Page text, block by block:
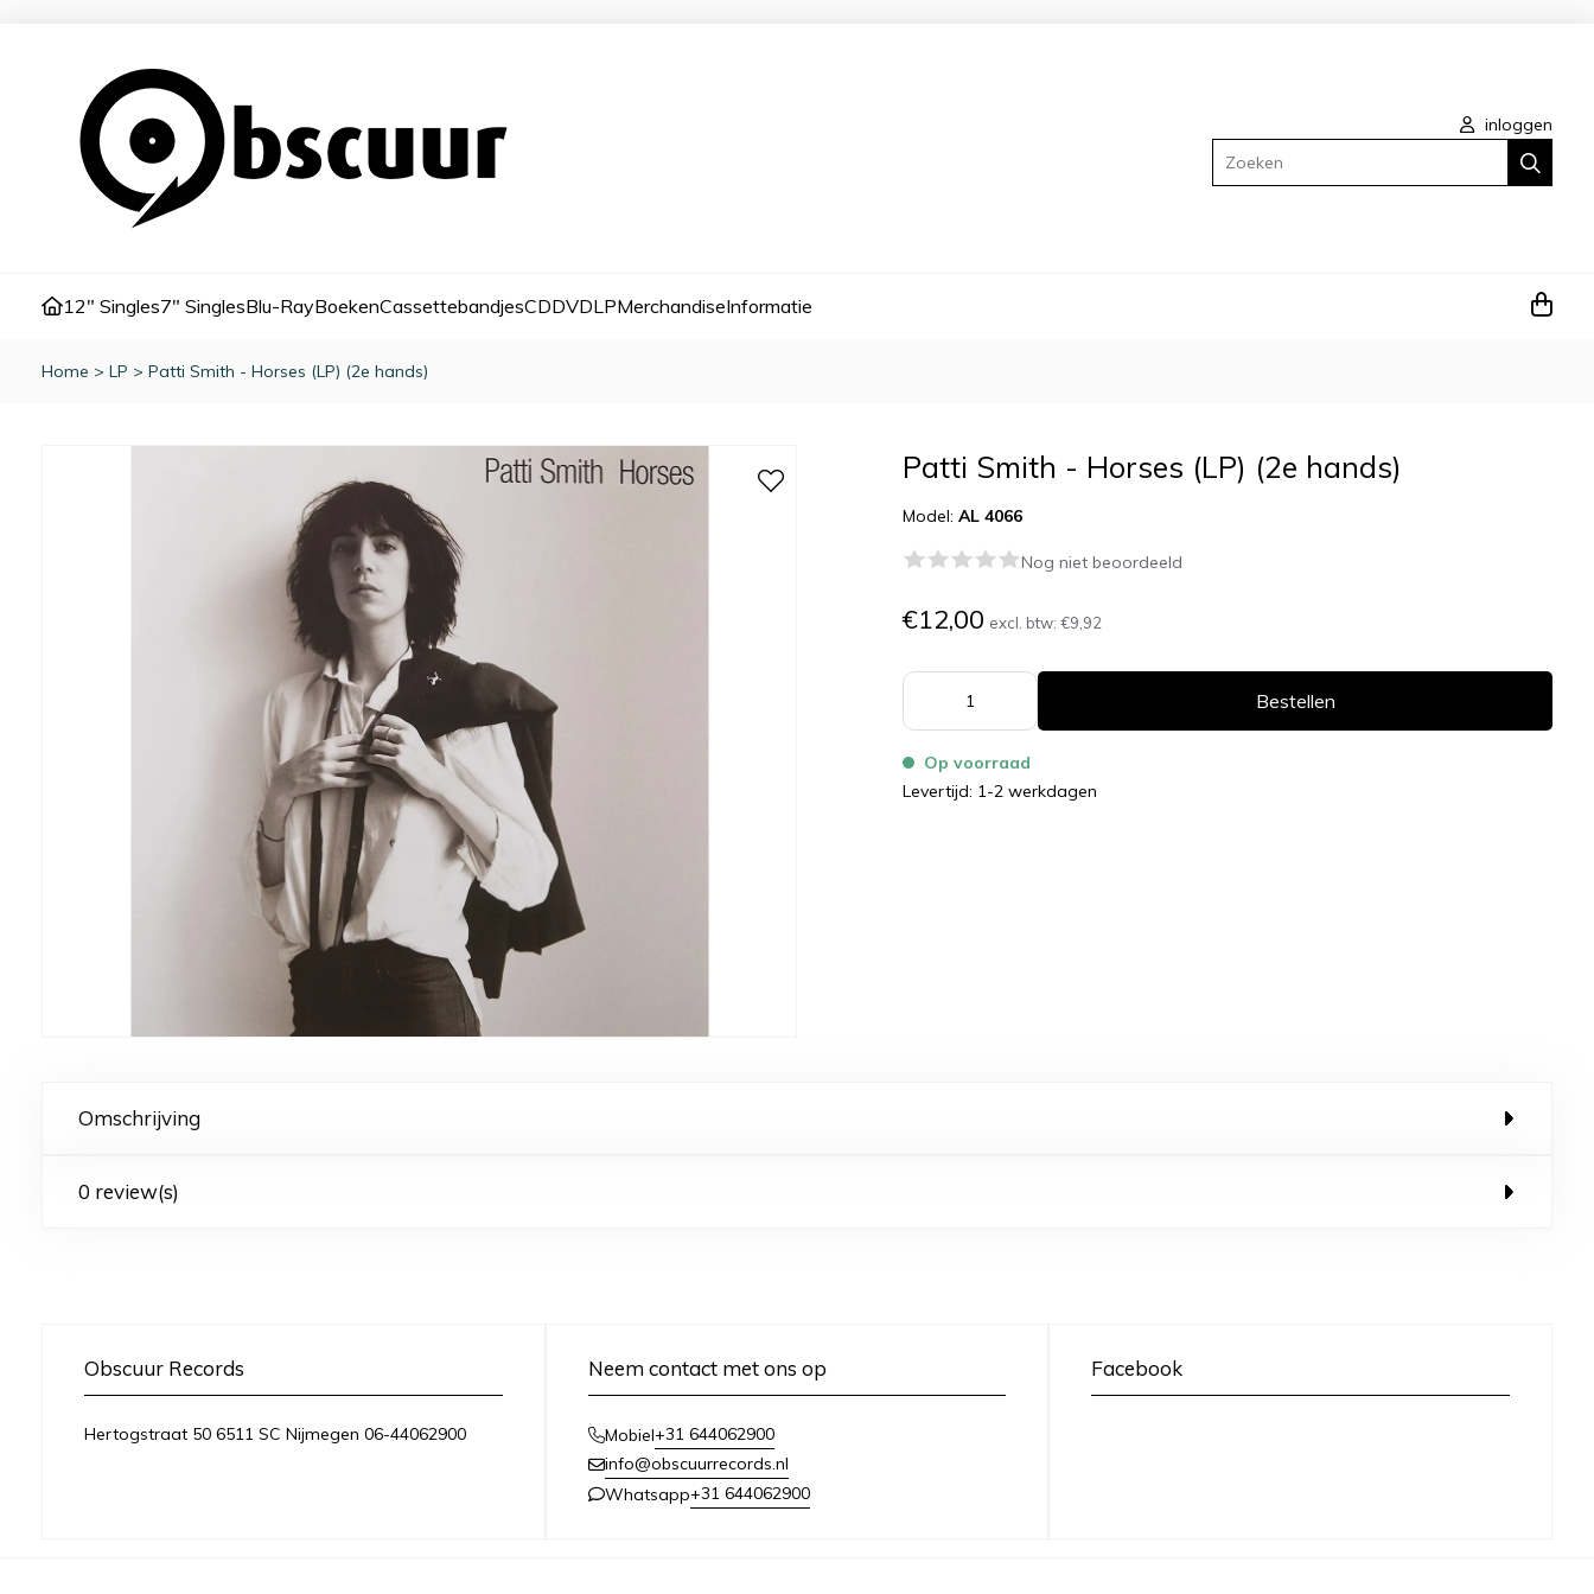
inloggen
Zoeken
12" Singles7" SinglesBlu-RayBoekenCassettebandjesCDDVDLPMerchandiseInformatie
Home > LP > Patti Smith - Horses (LP) (2e hands)
Patti Smith - Horses (LP) (2e hands)
Model:AL 4066
Nog niet beoordeeld
€12,00 excl. btw:€9,92
Bestellen
Op voorraad
Levertijd: 1-2 werkdagen
Omschrijving
0 review(s)
Obscuur Records
Hertogstraat 50 6511 SC Nijmegen 06-44062900
Neem contact met ons op
Mobiel+31 644062900
info@obscuurrecords.nl
Whatsapp+31 644062900
Facebook